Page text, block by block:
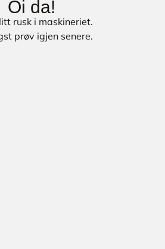
Oi da!
rusk i maskineriet.
prøv igjen senere.